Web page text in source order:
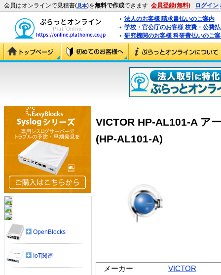
会員はオンラインで見積書(見本)を無料で作成できます 会員登録(無料) ログイン
法人のお客様 請求書払いのご案内
学校・官公庁のお客様 校費・公費
研究機関のお客様 科研費払いのご
VICTOR HP-AL101-A ア
(HP-AL101-A)
メーカー
VICTOR
OpenBlocks
IoT関連